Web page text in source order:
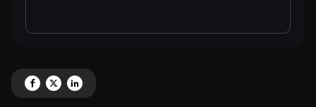
Partagez 'Coup d'envoi de la nouvelle semaine « Coups de théâtre » ' sur
Partagez 'Coup d'envoi de la nouvelle semaine « Coups de théâtre » '
Partagez 'Coup d'envoi de la nouvelle semaine « Coups de